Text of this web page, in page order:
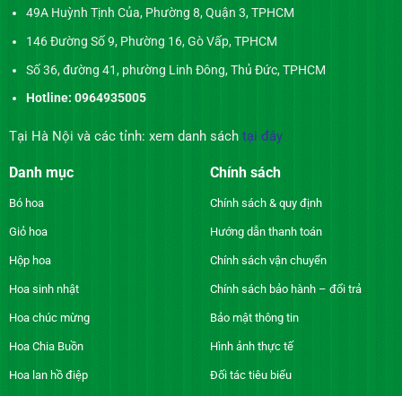
49A Huỳnh Tịnh Của, Phường 8, Quận 3, TPHCM
146 Đường Số 9, Phường 16, Gò Vấp, TPHCM
Số 36, đường 41, phường Linh Đông, Thủ Đức, TPHCM
Hotline: 0964935005
Tại Hà Nội và các tỉnh: xem danh sách tại đây
Danh mục
Bó hoa
Giỏ hoa
Hộp hoa
Hoa sinh nhật
Hoa chúc mừng
Hoa Chia Buồn
Hoa lan hồ điệp
Chính sách
Chính sách & quy định
Hướng dẫn thanh toán
Chính sách vận chuyển
Chính sách bảo hành – đổi trả
Bảo mật thông tin
Hình ảnh thực tế
Đối tác tiêu biểu